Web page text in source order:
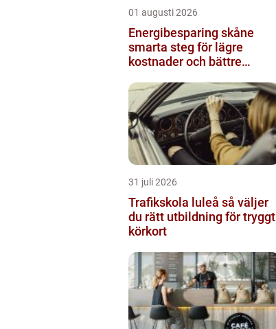
01 augusti 2026
Energibesparing skåne
smarta steg för lägre
kostnader och bättre
31 juli 2026
Trafikskola luleå så väljer
du rätt utbildning för tryggt
körkort